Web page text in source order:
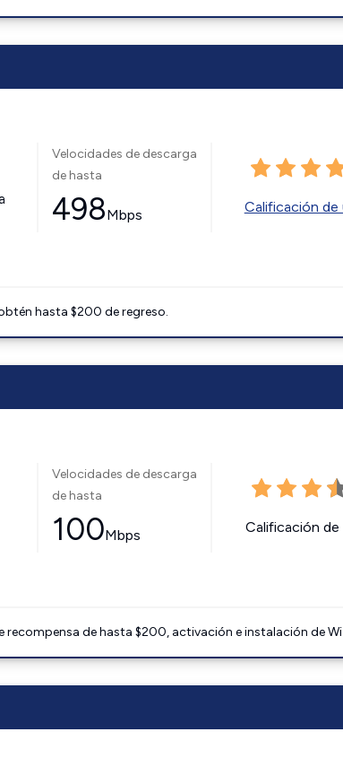
Velocidades de descarga
de hasta
498Mbps Calificación de
hasta $200 de regreso.
Velocidades de descarga
de hasta
100Mbps Calificación
de hasta $200, activación e instalación de